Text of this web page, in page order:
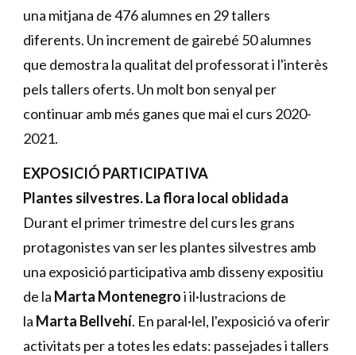
una mitjana de 476 alumnes en 29 tallers
diferents. Un increment de gairebé 50 alumnes
que demostra la qualitat del professorat i l'interès
pels tallers oferts. Un molt bon senyal per
continuar amb més ganes que mai el curs 2020-
2021.
EXPOSICIÓ PARTICIPATIVA
Plantes silvestres. La flora local oblidada
Durant el primer trimestre del curs les grans
protagonistes van ser les plantes silvestres amb
una exposició participativa amb disseny expositiu
de la Marta Montenegroi il·lustracions de
la Marta Bellvehí. En paral·lel, l'exposició va oferir
activitats per a totes les edats: passejades i tallers